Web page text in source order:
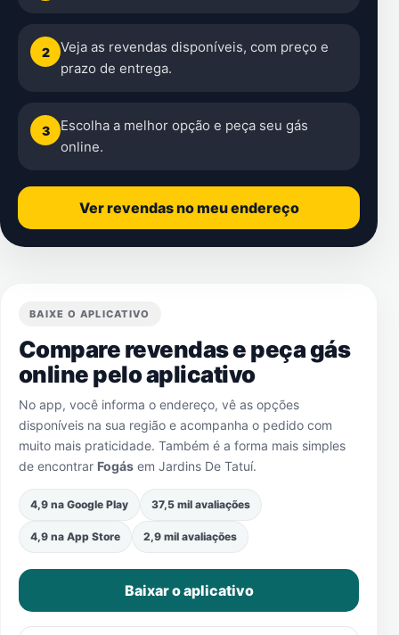
2
Veja as revendas disponíveis, com preço e
prazo de entrega.
3
Escolha a melhor opção e peça seu gás
online.
Ver revendas no meu endereço
BAIXE O APLICATIVO
Compare revendas e peça gás
online pelo aplicativo
No app, você informa o endereço, vê as opções
disponíveis na sua região e acompanha o pedido com
muito mais praticidade. Também é a forma mais simples
de encontrar Fogás em Jardins De Tatuí.
4,9 na Google Play 37,5 mil avaliações
4,9 na App Store 2,9 mil avaliações
Baixar o aplicativo